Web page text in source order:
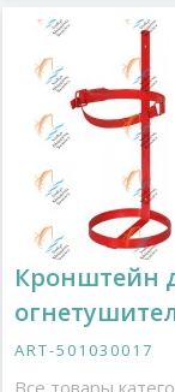
Кронштейн
ART-501030017
Все товары